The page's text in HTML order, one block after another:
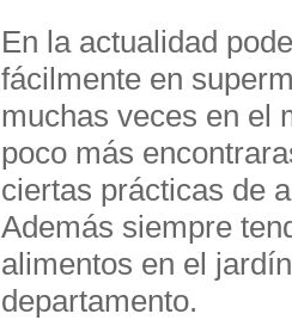
En la actualidad
fácilmente en
muchas veces en el
poco más
ciertas prácticas de
Además siempre
alimentos en el
departamento.